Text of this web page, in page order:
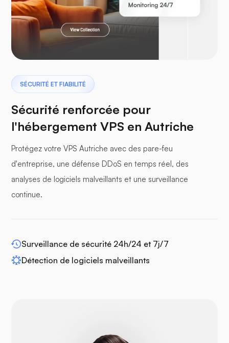
SÉCURITÉ ET FIABILITÉ
Sécurité renforcée pour
l'hébergement VPS en Autriche
Protégez votre VPS Autriche avec des pare-feu
d'entreprise, une défense DDoS en temps réel, des
analyses de logiciels malveillants et une surveillance
continue.
Surveillance de sécurité 24h/24 et 7j/7
Détection de logiciels malveillants